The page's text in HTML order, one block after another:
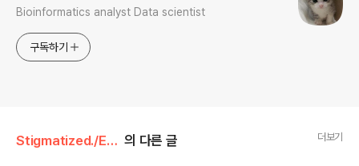
Bioinformatics analyst Data scientist
구독하기
Stigmatized./ETC. 의 다른 글 더보기